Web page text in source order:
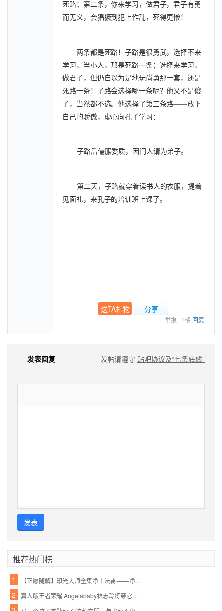
死路；第二条，你来学习，做君子，君子有勇
而无义，会猖獗到犯上作乱，死得更惨！
两条都是死路！子路是很勇武，选择不来
学习，当小人，那是死路一条；选择来学习，
做君子，但仍自以为是地玩尚勇那一套，还是
死路一条！子路会选择哪一条呢？他又不是傻
子，当然都不选。他选择了第三条路——放下
自己的骄傲，虚心向孔子学习：
子路后儒服委质，因门人请为弟子。
第二天，子路就穿着读书人的衣服，提着
见面礼，来孔子的培训班上课了。
送TA礼物 分享
举报 | 1楼 回复
发表回复 发帖请遵守 贴吧协议及“七条底线”
发表
推荐热门榜
1
2 真人版王者荣耀 Angelababy林志玲将穿它们去作战